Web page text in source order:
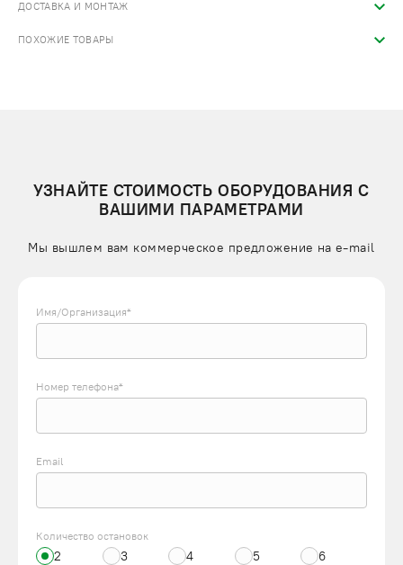
ДОСТАВКА И МОНТАЖ
ПОХОЖИЕ ТОВАРЫ
УЗНАЙТЕ СТОИМОСТЬ ОБОРУДОВАНИЯ С
ВАШИМИ ПАРАМЕТРАМИ
Мы вышлем вам коммерческое предложение на e-mail
Имя/Организация*
Номер телефона*
Email
Количество остановок
2 3 4 5 6